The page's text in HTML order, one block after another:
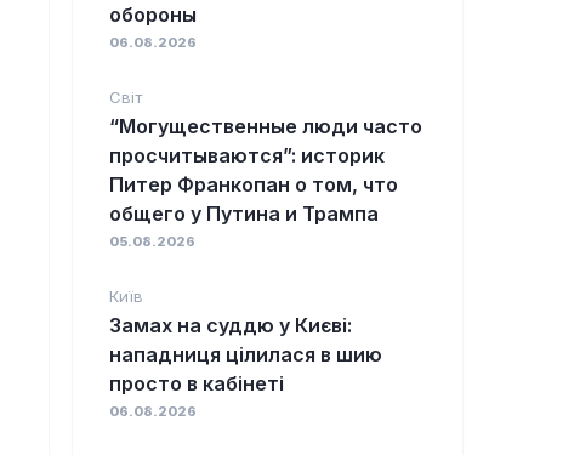
обороны
06.08.2026
Світ
“Могущественные люди часто
просчитываются”: историк
Питер Франкопан о том, что
общего у Путина и Трампа
05.08.2026
Київ
Замах на суддю у Києві:
нападниця цілилася в шию
просто в кабінеті
06.08.2026